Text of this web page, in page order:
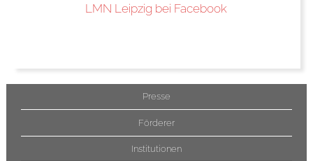
LMN Leipzig bei Facebook
Presse
Förderer
Institutionen